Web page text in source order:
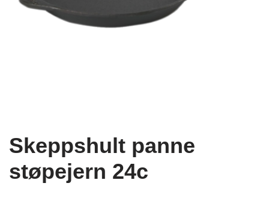
Skeppshult panne
støpejern 24c